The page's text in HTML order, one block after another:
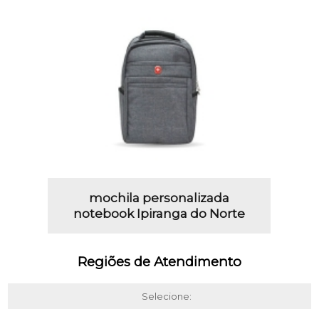
mochila personalizada
notebook Ipiranga do Norte
Regiões de Atendimento
Selecione: